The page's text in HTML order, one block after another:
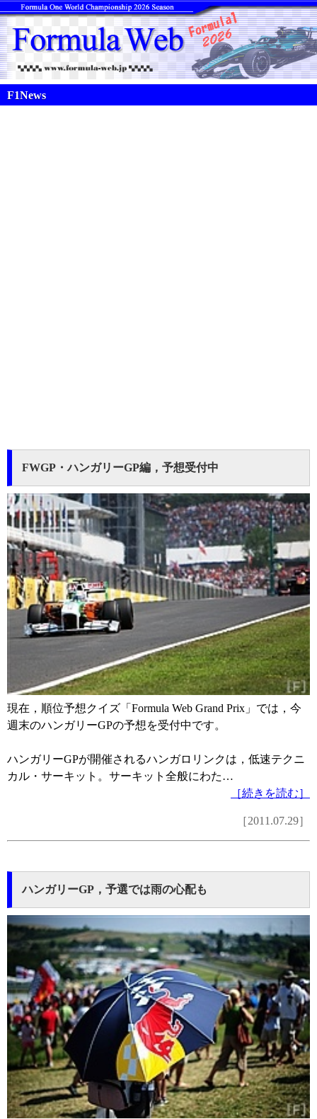
F1News
FWGP・ハンガリーGP編，予想受付中
現在，順位予想クイズ「Formula Web Grand Prix」では，今
週末のハンガリーGPの予想を受付中です。
ハンガリーGPが開催されるハンガロリンクは，低速テクニ
カル・サーキット。サーキット全般にわた…
［続きを読む］
［2011.07.29］
ハンガリーGP，予選では雨の心配も